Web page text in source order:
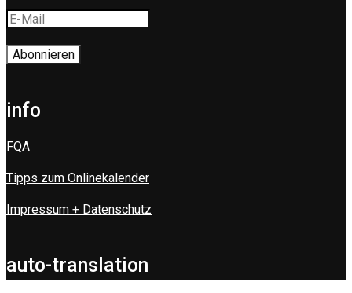
info
FQA
Tipps zum Onlinekalender
Impressum + Datenschutz
auto-translation